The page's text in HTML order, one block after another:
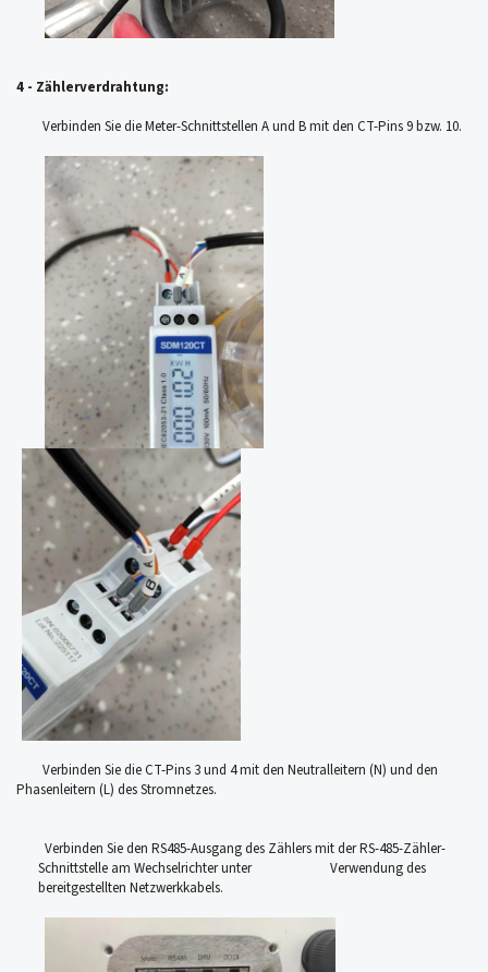
4 - Zählerverdrahtung:
Verbinden Sie die Meter-Schnittstellen A und B mit den CT-Pins 9 bzw. 10.
Verbinden Sie die CT-Pins 3 und 4 mit den Neutralleitern (N) und den
Phasenleitern (L) des Stromnetzes.
Verbinden Sie den RS485-Ausgang des Zählers mit der RS-485-Zähler-
Schnittstelle am Wechselrichter unter Verwendung des
bereitgestellten Netzwerkkabels.